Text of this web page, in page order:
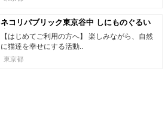
ネコリパブリック東京谷中 しにものぐるい
店
【はじめてご利用の方へ】 楽しみながら、自然
に猫達を幸せにする活動..
東京都